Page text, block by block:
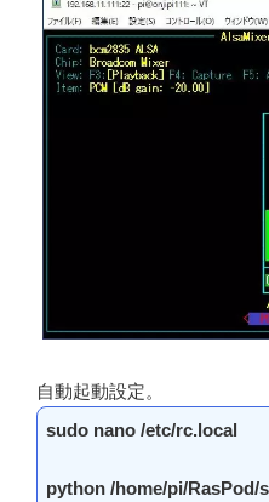
自動起動設定。
sudo nano /etc/rc.local
python /home/pi/RasPod/